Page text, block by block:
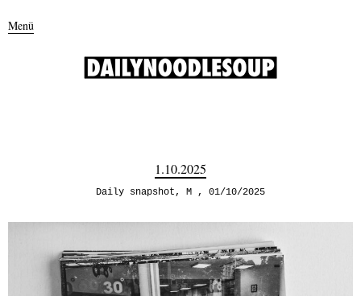
Menü
1.10.2025
Daily snapshot, M 01/10/2025